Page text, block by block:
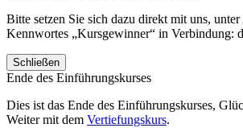
Bitte setzen Sie sich dazu direkt mit uns, unter
Kennwortes „Kursgewinner“ in Verbindung:
Schließen
Ende des Einführungskurses
Dies ist das Ende des Einführungskurses,
Weiter mit dem Vertiefungskurs.